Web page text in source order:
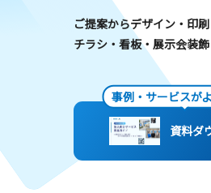
ご提案からデザイン・印
チラシ・看板・展示会装
事例・サービスが
資料ダ